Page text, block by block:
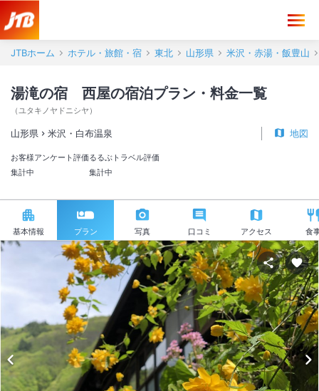
JTBホーム ホテル・旅館・宿 東北 山形県 米沢・赤湯・飯豊山
湯滝の宿 西屋の宿泊プラン・料金一覧
（ユタキノヤドニシヤ ）
山形県 米沢・白布温泉 地図
お客様アンケート評価
集計中
るるぶトラベル評価
集計中
基本情報 プラン 写真 口コミ アクセス 食